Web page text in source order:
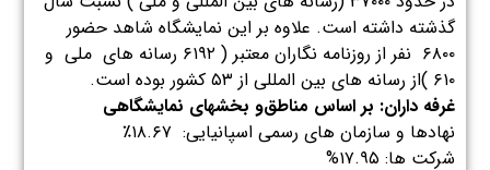
گذشته داشته است. علاوه بر این نمایشگاه شاهد حضور
۶۸۰۰ نفر از روزنامه نگاران معتبر ( ۶۱۹۲ رسانه های ملی و
۶۱۰ )از رسانه های بین المللی از ۵۳ کشور بوده است.
غرفه داران: ﺑﺮ اﺳﺎس ﻣﻨﺎﻃﻖو بخشهای ﻧﻤﺎﯾﺸﮕﺎﻫﯽ
ﻧﻬﺎدﻫﺎ و ﺳﺎزﻣﺎن ﻫﺎی رﺳﻤﯽ اﺳﭙﺎﻧﯿﺎﯾﯽ: ۱۸.۶۷٪
ﺷﺮﮐﺖ ﻫﺎ: ۱۷.۹۵%